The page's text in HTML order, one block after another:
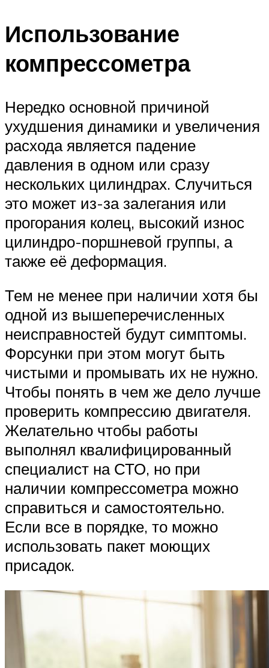
Использование
компрессометра
Нередко основной причиной
ухудшения динамики и увеличения
расхода является падение
давления в одном или сразу
нескольких цилиндрах. Случиться
это может из-за залегания или
прогорания колец, высокий износ
цилиндро-поршневой группы, а
также её деформация.
Тем не менее при наличии хотя бы
одной из вышеперечисленных
неисправностей будут симптомы.
Форсунки при этом могут быть
чистыми и промывать их не нужно.
Чтобы понять в чем же дело лучше
проверить компрессию двигателя.
Желательно чтобы работы
выполнял квалифицированный
специалист на СТО, но при
наличии компрессометра можно
справиться и самостоятельно.
Если все в порядке, то можно
использовать пакет моющих
присадок.